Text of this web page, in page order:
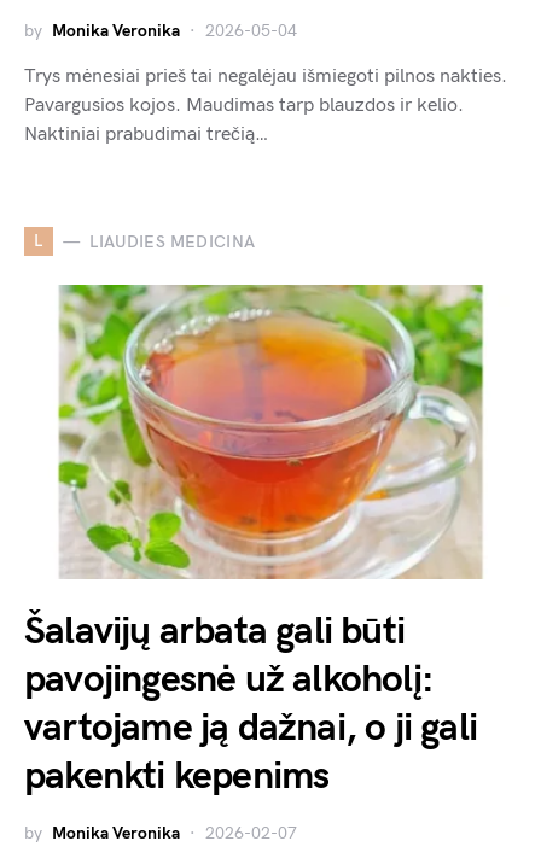
by Monika Veronika 2026-05-04
Trys mėnesiai prieš tai negalėjau išmiegoti pilnos nakties.
Pavargusios kojos. Maudimas tarp blauzdos ir kelio.
Naktiniai prabudimai trečią…
L LIAUDIES MEDICINA
Šalavijų arbata gali būti
pavojingesnė už alkoholį:
vartojame ją dažnai, o ji gali
pakenkti kepenims
by Monika Veronika 2026-02-07